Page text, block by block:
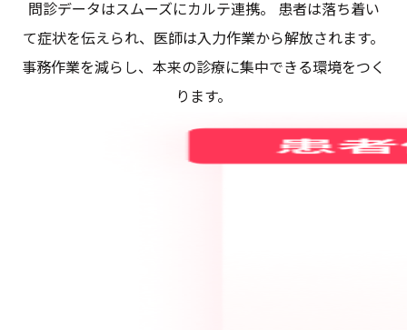
問診データはスムーズにカルテ連携。 患者は落ち着い
て症状を伝えられ、医師は入力作業から解放されます。
事務作業を減らし、本来の診療に集中できる環境をつく
ります。